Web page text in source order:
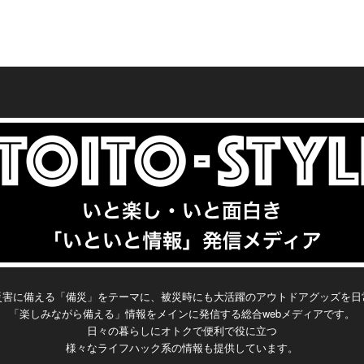
JTNDJTJGdGQlM0UlM0N0ZCUyMGNsY
zQ3RkJTIwY2xhc3MlM0QlMjJtYWduaXR
1ZGUlMjIlM0UlM0NzcGFuJTIwc3R5bGUl
M0QlMjJjb2xvciUzQSUyM2ZmNzgwMCU
zQiUyMiUzRU00LjUlM0MlMkZzcGFuJTN
FJTNDJTJGdGQlM0UlM0N0ZCUyMGNs
YXNzJTNEJTIyZGVwdGglMjIlM0UlRTclQ
jQlODQxMGttJTNDJTJGdGQlM0UlM0N0
ZCUyMGNsYXNzJTNEJTIybGF0TG9uZy
UyMiUzRTI1LjQlMkMlMjAxMjQuOSUzQy
UyRnRkJTNFJTNDJTJGdHIlM0UlMEElM
0N0ciUzRSUzQ3RkJTIwY2xhc3MlM0Ql
UyMDI2JTJGMDMlMkYwMiUyMDE5JTN
BMzklRTklQTAlODMlM0MlMkZ0ZCUzRS
UzQ3RkJTIwY2xhc3MlM0QlMjJjZW50ZX
JQb2ludCUyMiUzRSVFNSVBRSVBRSV
FNSU4RiVBNCVFNSVCMyVCNiVFNSU
lMjBzdHlsZSUzRCUyMnRleHQtYWxpZ2
RkJTNCJTIyJTNFJTNDdGglM0UlRTclOT
klQkElRTclOTQlOUYlRTYlOTclQTUlRTYl
OTklODIlM0MlMkZ0aCUzRSUzQ3RoJTN
FJUU5JTlDJTg3JUU2JUJBJTkwJTNDJT
JGdGglM0UlM0N0aCUzRSVFOSU5QyU
JTNDdGglM0UlRTglQTYlOEYlRTYlQTgl
QTElM0MlMkZ0aCUzRSUzQ3RoJTNFJ
UU2JUI3JUIxJUUzJTgxJTk1JTNDJTJGd
GglM0UlM0N0aCUzRSVFNSU4QyU5Ny
VFNyVCNyVBRiUyQyUyMCVFNiU5RCV
FJTNDJTJGdHIlM0UlM0MlMkZ0aGVhZC
UzRSUzQ3Rib2R5JTNFJTBBJTNDdHIl
M0UlM0N0ZCUyMGNsYXNzJTNEJTIyZ
GF0ZVRpbWVPY2N1cnJlbmNlJTIyJTNF
MjAyNiUyRjAxJTJGMTclMjAyMSUzQTM2
に備える「備災」をテーマに、被災時にも大活躍のアウトドアグッズを
「楽しみながら備える」情報をメインに発信する総合webメディアです。
日々の暮らしにオトクで便利で役に立つ
様々なライフハック系の情報も提供しています。